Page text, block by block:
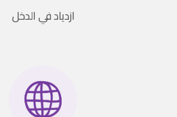
ازدياد في الدخل